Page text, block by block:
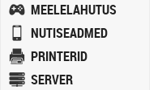
MEELELAHUTUS
NUTISEADMED
PRINTERID
SERVER